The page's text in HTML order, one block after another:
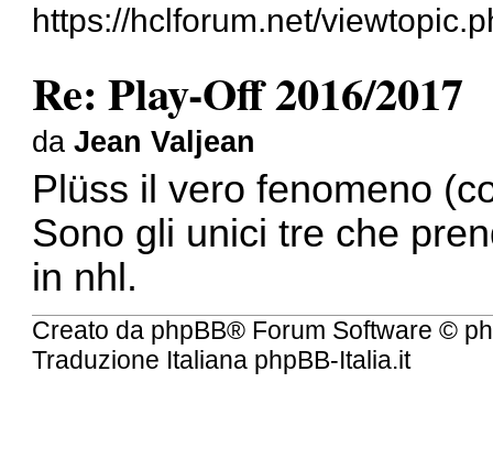
https://hclforum.net/
Re: Play-Off 2016/2017
daJean Valjean
Plüss il vero fenomeno
Sono gli unici tre che
in nhl.
Creato da phpBB® Forum Software ©
Traduzione Italiana phpBB-Italia.it